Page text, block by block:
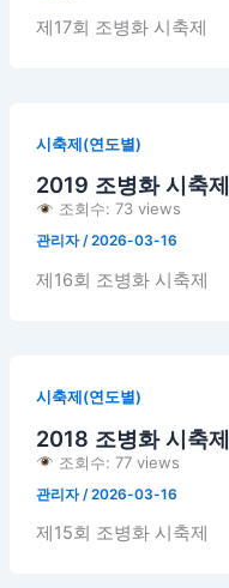
제17회 조병화 시축제
시축제(연도별)
2019 조병화 시축제
조회수: 73 views
관리자/2026-03-16
제16회 조병화 시축제
시축제(연도별)
2018 조병화 시축제
조회수: 77 views
관리자 /2026-03-16
제15회 조병화 시축제